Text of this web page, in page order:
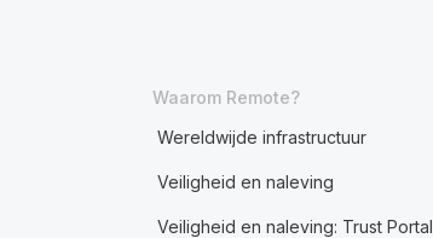
Waarom Remote?
Wereldwijde infrastructuur
Veiligheid en naleving
Veiligheid en naleving: Trust Portal